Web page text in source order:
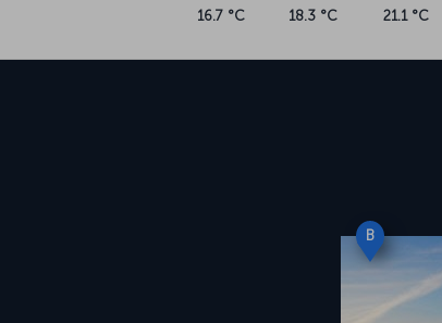
16.7 °C 18.3 °C 21.1 °C
B